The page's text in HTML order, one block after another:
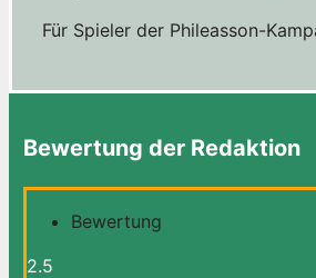
Für Spieler der Phileasson-
Bewertung der Redaktion
Bewertung
2.5